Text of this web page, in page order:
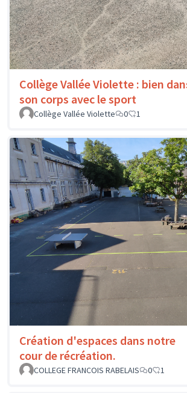
Collège Vallée Violette : bien
son corps avec le sport
Collège Vallée Violette
0 1
Création d'espaces dans notre
cour de récréation.
COLLEGE FRANCOIS RABELAIS
0 1